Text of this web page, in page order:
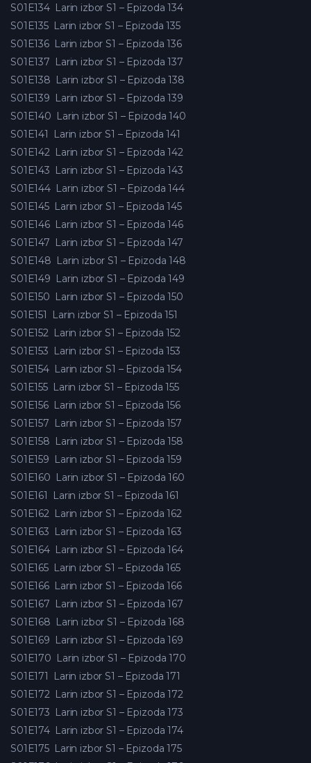
S01E134 Larin izbor S1 – Epizoda 134
S01E135 Larin izbor S1 – Epizoda 135
S01E136 Larin izbor S1 – Epizoda 136
S01E137 Larin izbor S1 – Epizoda 137
S01E138 Larin izbor S1 – Epizoda 138
S01E139 Larin izbor S1 – Epizoda 139
S01E140 Larin izbor S1 – Epizoda 140
S01E141
Larin izbor S1 – Epizoda 141
S01E142 Larin izbor S1 – Epizoda 142
S01E143 Larin izbor S1 – Epizoda 143
S01E144 Larin izbor S1 – Epizoda 144
S01E145 Larin izbor S1 – Epizoda 145
S01E146 Larin izbor S1 – Epizoda 146
S01E147 Larin izbor S1 – Epizoda 147
S01E148 Larin izbor S1 – Epizoda 148
S01E149 Larin izbor S1 – Epizoda 149
S01E150 Larin izbor S1 – Epizoda 150
S01E151
Larin izbor S1 – Epizoda 151
S01E152 Larin izbor S1 – Epizoda 152
S01E153 Larin izbor S1 – Epizoda 153
S01E154 Larin izbor S1 – Epizoda 154
S01E155 Larin izbor S1 – Epizoda 155
S01E156 Larin izbor S1 – Epizoda 156
S01E157 Larin izbor S1 – Epizoda 157
S01E158 Larin izbor S1 – Epizoda 158
S01E159 Larin izbor S1 – Epizoda 159
S01E160 Larin izbor S1 – Epizoda 160
S01E161
Larin izbor S1 – Epizoda 161
S01E162 Larin izbor S1 – Epizoda 162
S01E163 Larin izbor S1 – Epizoda 163
S01E164 Larin izbor S1 – Epizoda 164
S01E165 Larin izbor S1 – Epizoda 165
S01E166 Larin izbor S1 – Epizoda 166
S01E167 Larin izbor S1 – Epizoda 167
S01E168 Larin izbor S1 – Epizoda 168
S01E169 Larin izbor S1 – Epizoda 169
S01E170 Larin izbor S1 – Epizoda 170
S01E171
Larin izbor S1 – Epizoda 171
S01E172 Larin izbor S1 – Epizoda 172
S01E173 Larin izbor S1 – Epizoda 173
S01E174 Larin izbor S1 – Epizoda 174
S01E175 Larin izbor S1 – Epizoda 175